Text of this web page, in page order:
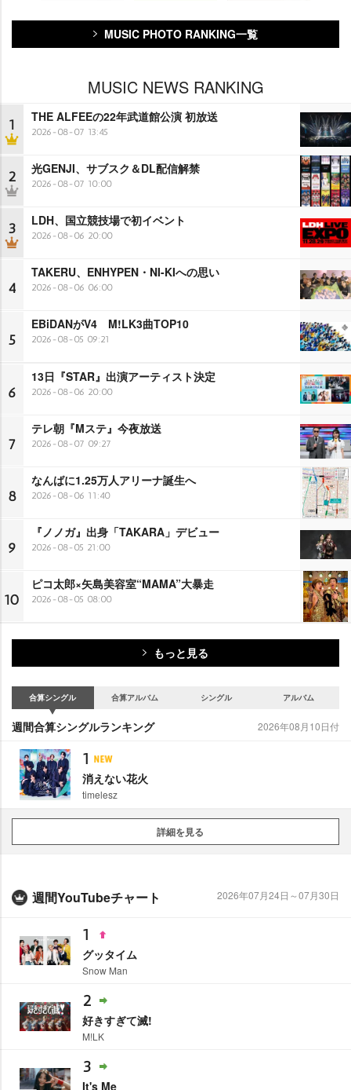
MUSIC PHOTO RANKING一覧
MUSIC NEWS RANKING
1 THE ALFEEの22年武道館公演 初放送
2026-08-07 13:45
2 光GENJI、サブスク＆DL配信解禁
2026-08-07 10:00
3 LDH、国立競技場で初イベント
2026-08-06 20:00
4
TAKERU、ENHYPEN・NI-KIへの思い
2026-08-06 06:00
5
EBiDANがV4 M!LK3曲TOP10
2026-08-05 09:21
6
13日『STAR』出演アーティスト決定
2026-08-06 20:00
7
テレ朝『Mステ』今夜放送
2026-08-07 09:27
8
なんばに1.25万人アリーナ誕生へ
2026-08-06 11:40
9
『ノノガ』出身「TAKARA」デビュー
2026-08-05 21:00
10
ピコ太郎×矢島美容室“MAMA”大暴走
2026-08-05 08:00
もっと見る
合算シングル 合算アルバム シングル アルバム
週間合算シングルランキング 2026年08月10日付
1
消えない花火
timelesz
詳細を見る
週間YouTubeチャート 2026年07月24日～07月30日
1
グッタイム
Snow Man
2
好きすぎて滅!
M!LK
3
It's Me